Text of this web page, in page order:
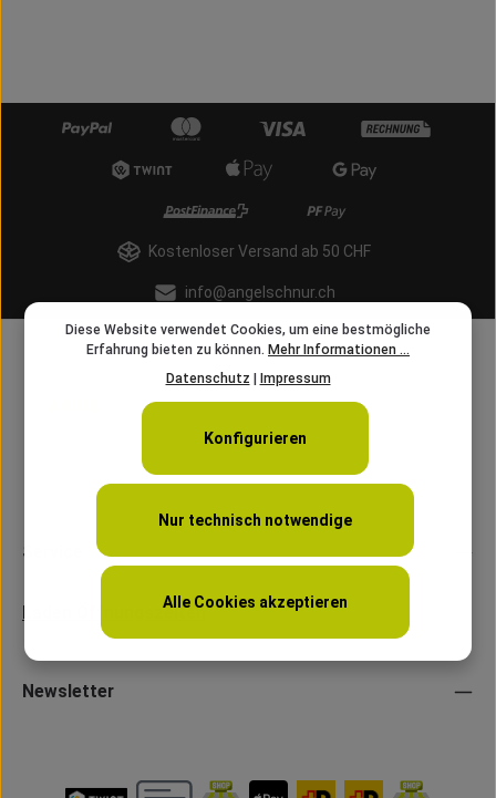
Kostenloser Versand ab 50 CHF
info@angelschnur.ch
Service
Laden Öffnungszeiten
Newsletter
Diese Website verwendet Cookies, um eine bestmögliche
Erfahrung bieten zu können. Mehr Informationen ...
Datenschutz
Impressum
Nur technisch notwendige
Konfigurieren
Alle Cookies akzeptieren